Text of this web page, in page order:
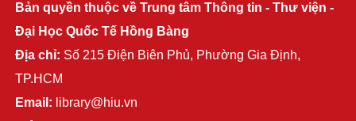
Bản quyền thuộc về Trung tâm Thông tin - Thư viện -
Đại Học Quốc Tế Hồng Bàng
Địa chỉ: Số 215 Điện Biên Phủ, Phường Gia Định,
TP.HCM
Email: library@hiu.vn